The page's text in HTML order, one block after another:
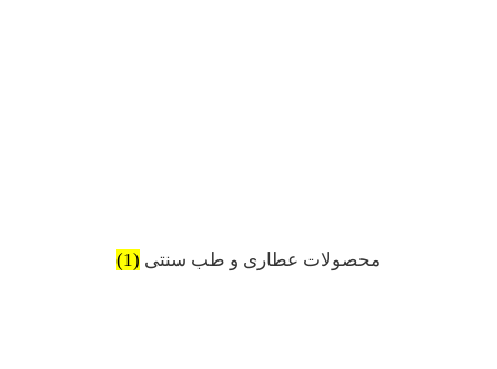
محصولات عطاری و طب سنتی (1)